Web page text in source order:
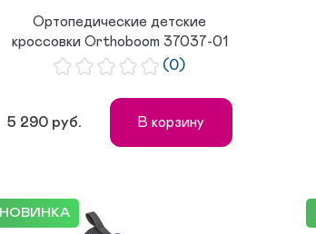
Ортопедические детские
кроссовки Orthoboom 37037-01
персид...
(0)
5 290 руб. В корзину
НОВИНКА